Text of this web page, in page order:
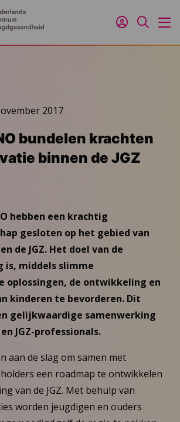
Inloggen
Zoeken
2017
bundelen krachten
binnen de JGZ
hebben een krachtig
gesloten op het gebied van
de JGZ. Het doel van de
is, middels slimme
oplossingen, de ontwikkeling en
kinderen te bevorderen. Dit
gelijkwaardige samenwerking
JGZ-professionals.
aan de slag om samen met
een roadmap te ontwikkelen
van de JGZ. Met behulp van
worden jeugdigen en ouders